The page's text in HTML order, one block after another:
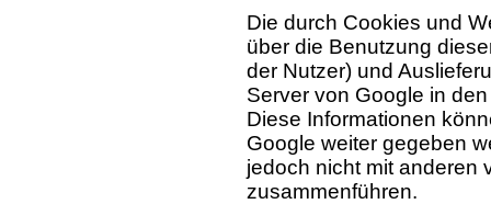
Die durch Cookies und
über die Benutzung
der Nutzer) und
Server von Google in
Diese Informationen
Google weiter gegeben
jedoch nicht mit anderen
zusammenführen.